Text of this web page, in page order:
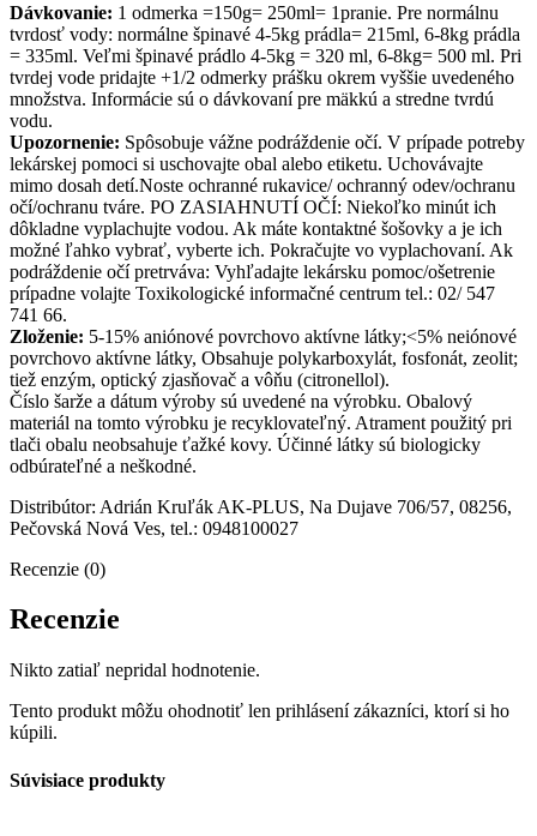
Dávkovanie: 1 odmerka =150g= 250ml= 1pranie. Pre normálnu
tvrdosť vody: normálne špinavé 4-5kg prádla= 215ml, 6-8kg prádla
= 335ml. Veľmi špinavé prádlo 4-5kg = 320 ml, 6-8kg= 500 ml. Pri
tvrdej vode pridajte +1/2 odmerky prášku okrem vyššie uvedeného
množstva. Informácie sú o dávkovaní pre mäkkú a stredne tvrdú
vodu.
Upozornenie: Spôsobuje vážne podráždenie očí. V prípade potreby
lekárskej pomoci si uschovajte obal alebo etiketu. Uchovávajte
mimo dosah detí.Noste ochranné rukavice/ ochranný odev/ochranu
očí/ochranu tváre. PO ZASIAHNUTÍ OČÍ: Niekoľko minút ich
dôkladne vyplachujte vodou. Ak máte kontaktné šošovky a je ich
možné ľahko vybrať, vyberte ich. Pokračujte vo vyplachovaní. Ak
podráždenie očí pretrváva: Vyhľadajte lekársku pomoc/ošetrenie
prípadne volajte Toxikologické informačné centrum tel.: 02/ 547
741 66.
Zloženie: 5-15% aniónové povrchovo aktívne látky;<5% neiónové
povrchovo aktívne látky, Obsahuje polykarboxylát, fosfonát, zeolit;
tiež enzým, optický zjasňovač a vôňu (citronellol).
Číslo šarže a dátum výroby sú uvedené na výrobku. Obalový
materiál na tomto výrobku je recyklovateľný. Atrament použitý pri
tlači obalu neobsahuje ťažké kovy. Účinné látky sú biologicky
odbúrateľné a neškodné.
Distribútor: Adrián Kruľák AK-PLUS, Na Dujave 706/57, 08256,
Pečovská Nová Ves, tel.: 0948100027
Recenzie (0)
Recenzie
Nikto zatiaľ nepridal hodnotenie.
Tento produkt môžu ohodnotiť len prihlásení zákazníci, ktorí si ho
kúpili.
Súvisiace produkty